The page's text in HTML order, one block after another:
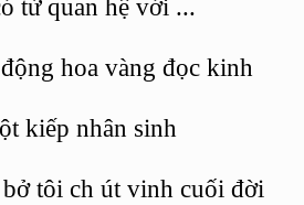
từ quan hệ với ...
động hoa vàng đọc kinh
kiếp nhân sinh
tôi ch út vinh cuối đời